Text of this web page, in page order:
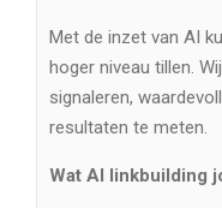
Met de inzet van AI
hoger niveau tillen.
signaleren,
resultaten te meten.
Wat AI linkbuilding